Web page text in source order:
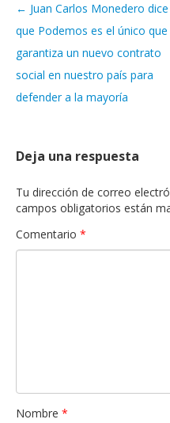
Navegación
← Juan Carlos Monedero dice
que Podemos es el único que
garantiza un nuevo contrato
social en nuestro país para
defender a la mayoría
Deja una respuesta
Tu dirección de correo
campos obligatorios están
Comentario *
Nombre *